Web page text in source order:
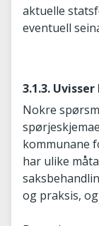
aktuelle
eventuell
3.1.3.
Nokre
kommunane
har ulike
og praksis,